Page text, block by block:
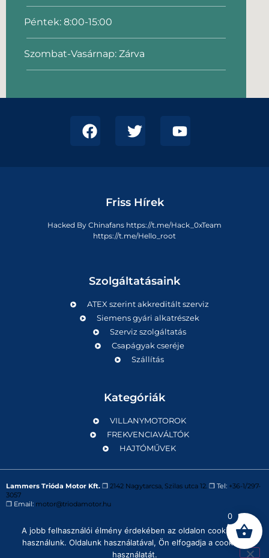
Péntek: 8:00-15:00
Szombat-Vasárnap: Zárva
Friss Hírek
Hacked By Chinafans https://t.me/Hack_0xTeam
https://t.me/Hello_root
Szolgáltatásaink
ATEX szerint akkreditált szerviz
Siemens gyári alkatrészek
Szerviz szolgáltatás
Csapágyak cseréje
Szállítás
Kategóriák
VILLANYMOTOROK
FREKVENCIAVÁLTÓK
HAJTÓMŰVEK
Lammers Trióda Motor Kft. ❒ 2142 Nagytarcsa, Szilas utca 12. ❒ Tel: +36-1/297-
3057
❒ Email: motor@triodamotor.hu
Powered byDigit-Now Kft.
Adatvédelmi tájékoztató
0
A jobb felhasználói élmény érdekében az oldalon cookie-kat
használunk. Oldalunk használatával, Ön elfogadja a cookie-k
használatát.